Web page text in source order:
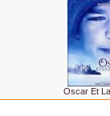
Oscar Et